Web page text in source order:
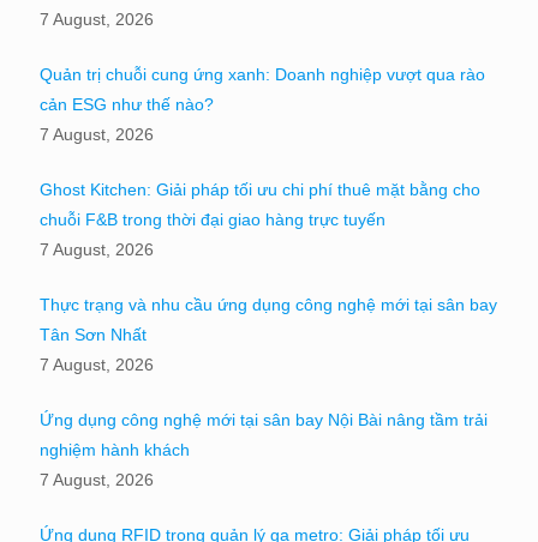
7 August, 2026
Quản trị chuỗi cung ứng xanh: Doanh nghiệp vượt qua rào
cản ESG như thế nào?
7 August, 2026
Ghost Kitchen: Giải pháp tối ưu chi phí thuê mặt bằng cho
chuỗi F&B trong thời đại giao hàng trực tuyến
7 August, 2026
Thực trạng và nhu cầu ứng dụng công nghệ mới tại sân bay
Tân Sơn Nhất
7 August, 2026
Ứng dụng công nghệ mới tại sân bay Nội Bài nâng tầm trải
nghiệm hành khách
7 August, 2026
Ứng dụng RFID trong quản lý ga metro: Giải pháp tối ưu